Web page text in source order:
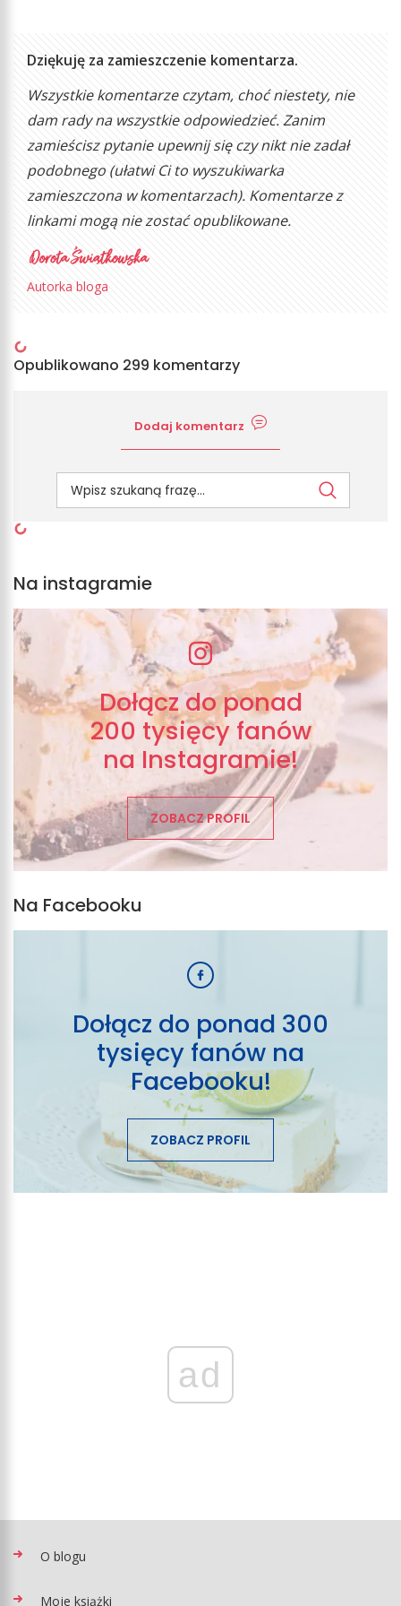
Dziękuję za zamieszczenie komentarza.
Wszystkie komentarze czytam, choć niestety, nie
dam rady na wszystkie odpowiedzieć. Zanim
zamieścisz pytanie upewnij się czy nikt nie zadał
podobnego (ułatwi Ci to wyszukiwarka
zamieszczona w komentarzach). Komentarze z
linkami mogą nie zostać opublikowane.
Autorka bloga
Opublikowano 299 komentarzy
Dodaj komentarz
Na instagramie
Dołącz do ponad
200 tysięcy fanów
na Instagramie!
ZOBACZ PROFIL
Na Facebooku
Dołącz do ponad 300
tysięcy fanów na
Facebooku!
ZOBACZ PROFIL
ad
O blogu
Moje książki